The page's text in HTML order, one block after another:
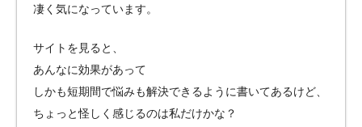
凄く気になっています。
サイトを見ると、
あんなに効果があって
しかも短期間で悩みも解決できるように書いてあるけど、
ちょっと怪しく感じるのは私だけかな？